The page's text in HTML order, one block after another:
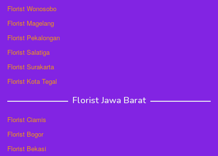
Florist Wonosobo
Florist Magelang
Florist Pekalongan
Florist Salatiga
Florist Surakarta
Florist Kota Tegal
Florist Jawa Barat
Florist Ciamis
Florist Bogor
Florist Bekasi